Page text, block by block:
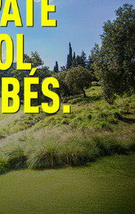
basural,
del barrio
colocó juegos
y defensas de
de vehículos